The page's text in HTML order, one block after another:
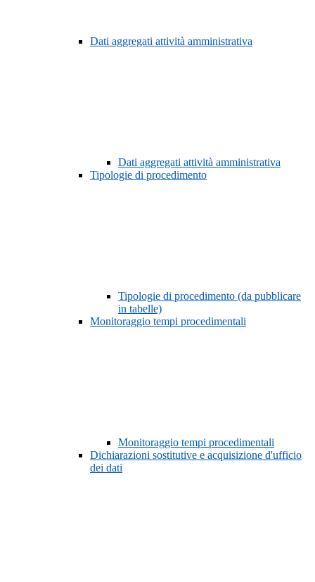
Dati aggregati attività amministrativa
Dati aggregati attività amministrativa
Tipologie di procedimento
Tipologie di procedimento (da pubblicare
in tabelle)
Monitoraggio tempi procedimentali
Monitoraggio tempi procedimentali
Dichiarazioni sostitutive e acquisizione d'ufficio
dei dati